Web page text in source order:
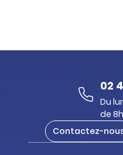
02
Du
de
Contactez-